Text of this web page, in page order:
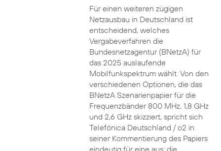
Für einen weiteren zügigen
Netzausbau in Deutschland ist
entscheidend, welches
Vergabeverfahren die
Bundesnetzagentur (BNetzA) für
das 2025 auslaufende
Mobilfunkspektrum wählt. Von den
verschiedenen Optionen, die das
BNetzA Szenarienpapier für die
Frequenzbänder 800 MHz, 1,8 GHz
und 2,6 GHz skizziert, spricht sich
Telefónica Deutschland / o2 in
seiner Kommentierung des Papiers
eindeutig für eine aus: die